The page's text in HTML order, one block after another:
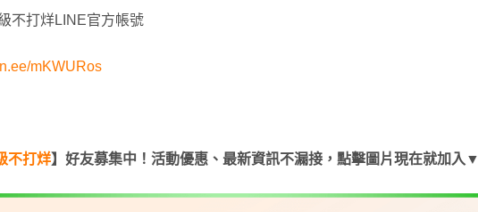
不打烊LINE官方帳號
mKWURos
不打烊】好友募集中！活動優惠、最新資訊不漏接，點擊圖片現在就加入▼